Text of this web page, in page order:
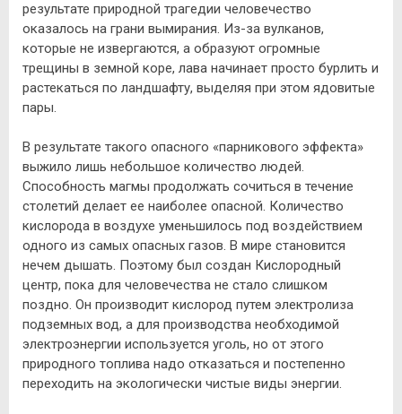
результате природной трагедии человечество
оказалось на грани вымирания. Из-за вулканов,
которые не извергаются, а образуют огромные
трещины в земной коре, лава начинает просто бурлить и
растекаться по ландшафту, выделяя при этом ядовитые
пары.
В результате такого опасного «парникового эффекта»
выжило лишь небольшое количество людей.
Способность магмы продолжать сочиться в течение
столетий делает ее наиболее опасной. Количество
кислорода в воздухе уменьшилось под воздействием
одного из самых опасных газов. В мире становится
нечем дышать. Поэтому был создан Кислородный
центр, пока для человечества не стало слишком
поздно. Он производит кислород путем электролиза
подземных вод, а для производства необходимой
электроэнергии используется уголь, но от этого
природного топлива надо отказаться и постепенно
переходить на экологически чистые виды энергии.